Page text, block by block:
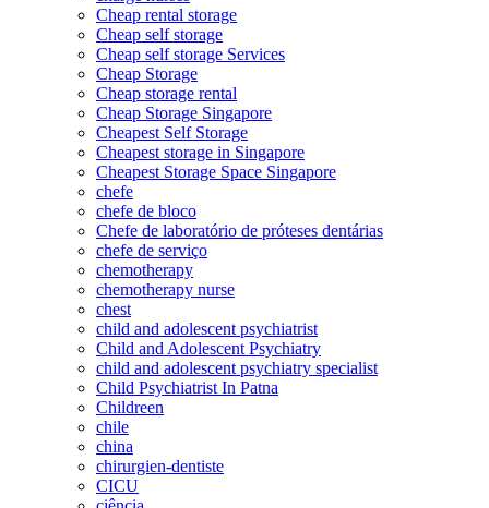
Cheap rental storage
Cheap self storage
Cheap self storage Services
Cheap Storage
Cheap storage rental
Cheap Storage Singapore
Cheapest Self Storage
Cheapest storage in Singapore
Cheapest Storage Space Singapore
chefe
chefe de bloco
Chefe de laboratório de próteses dentárias
chefe de serviço
chemotherapy
chemotherapy nurse
chest
child and adolescent psychiatrist
Child and Adolescent Psychiatry
child and adolescent psychiatry specialist
Child Psychiatrist In Patna
Childreen
chile
china
chirurgien-dentiste
CICU